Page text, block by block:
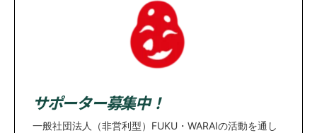
サポーター募集中！
一般社団法人（非営利型）FUKU・WARAIの活動を通し